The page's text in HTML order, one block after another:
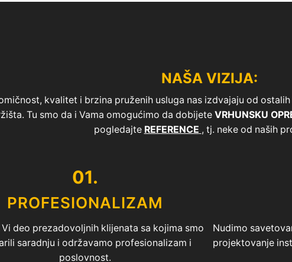
NAŠA VIZIJA:
kvalitet i brzina pruženih usluga nas izdvajaju od
Tu smo da i Vama omogućimo da dobijete VRHUNSKU
pogledajte REFERENCE , tj. neke od naših
01.
PROFESIONALIZAM
Vi deo prezadovoljnih klijenata sa kojima smo
saradnju i održavamo profesionalizam i
poslovnost.
Nudimo
projektovanje